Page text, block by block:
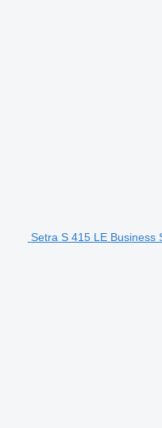
Setra S 415 LE Business